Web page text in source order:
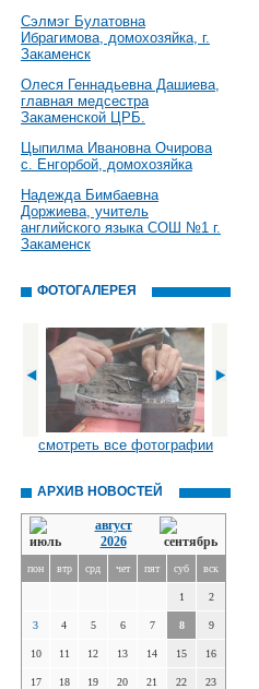
Сэлмэг Булатовна
Ибрагимова, домохозяйка, г.
Закаменск
Олеся Геннадьевна Дашиева,
главная медсестра
Закаменской ЦРБ.
Цыпилма Ивановна Очирова
с. Енгорбой, домохозяйка
Надежда Бимбаевна
Доржиева, учитель
английского языка СОШ №1 г.
Закаменск
ФОТОГАЛЕРЕЯ
смотреть все фотографии
АРХИВ НОВОСТЕЙ
август
2026
пон втр срд чет пят суб вск
1 2
3 4 5 6 7 8 9
10 11 12 13 14 15 16
17 18 19 20 21 22 23